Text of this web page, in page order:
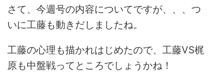
さて、今週号の内容についてですが、、、つ
いに工藤も動きだしましたね。
工藤の心理も描かれはじめたので、工藤VS梶
原も中盤戦ってところでしょうかね！